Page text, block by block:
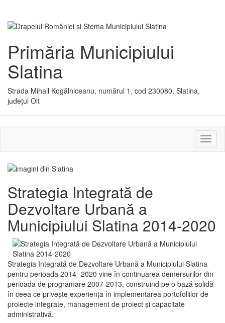
Primăria Municipiului
Slatina
Strada Mihail Kogălniceanu, numărul 1, cod 230080, Slatina,
județul Olt
sau
Strategia Integrată de
Dezvoltare Urbană a
Municipiului Slatina 2014-2020
Strategia Integrată de Dezvoltare Urbană a Municipiului Slatina
pentru perioada 2014 -2020 vine în continuarea demersurilor din
perioada de programare 2007-2013, construind pe o bază solidă
în ceea ce priveşte experienţa în implementarea portofoliilor de
proiecte integrate, management de proiect și capacitate
administrativă.